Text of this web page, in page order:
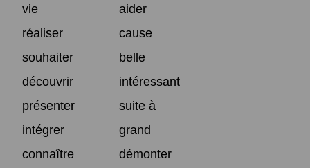
vie
aider
réaliser
cause
souhaiter
belle
découvrir
intéressant
présenter
suite à
intégrer
grand
connaître
démonter